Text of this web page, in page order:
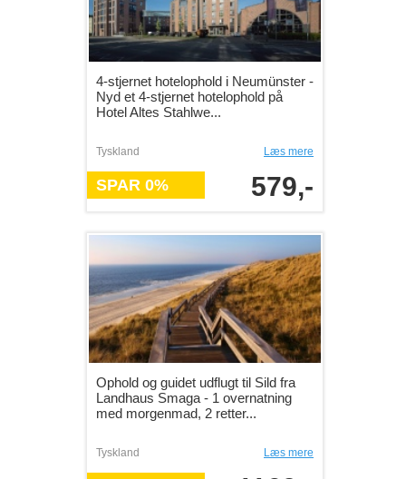
4-stjernet hotelophold i Neumünster -
Nyd et 4-stjernet hotelophold på
Hotel Altes Stahlwe...
Tyskland Læs mere
SPAR 0% 579,-
Ophold og guidet udflugt til Sild fra
Landhaus Smaga - 1 overnatning
med morgenmad, 2 retter...
Tyskland Læs mere